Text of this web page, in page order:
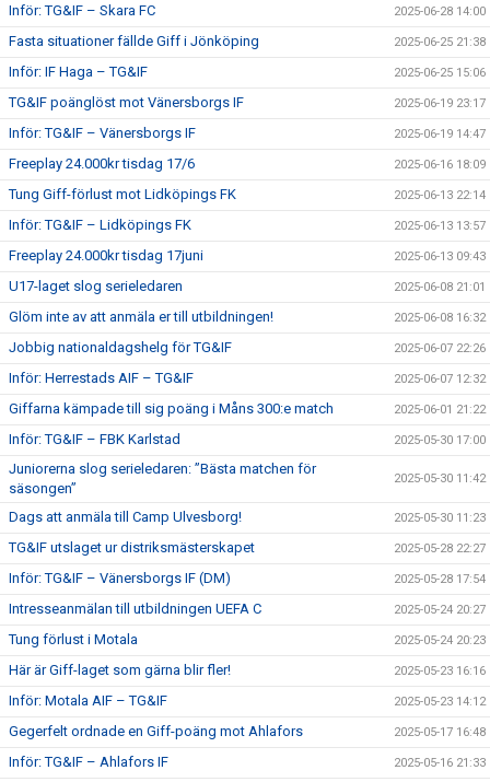
Inför: TG&IF – Skara FC 2025-06-28 14:00
Fasta situationer fällde Giff i Jönköping 2025-06-25 21:38
Inför: IF Haga – TG&IF 2025-06-25 15:06
TG&IF poänglöst mot Vänersborgs IF 2025-06-19 23:17
Inför: TG&IF – Vänersborgs IF 2025-06-19 14:47
Freeplay 24.000kr tisdag 17/6 2025-06-16 18:09
Tung Giff-förlust mot Lidköpings FK 2025-06-13 22:14
Inför: TG&IF – Lidköpings FK 2025-06-13 13:57
Freeplay 24.000kr tisdag 17juni 2025-06-13 09:43
U17-laget slog serieledaren 2025-06-08 21:01
Glöm inte av att anmäla er till utbildningen! 2025-06-08 16:32
Jobbig nationaldagshelg för TG&IF 2025-06-07 22:26
Inför: Herrestads AIF – TG&IF 2025-06-07 12:32
Giffarna kämpade till sig poäng i Måns 300:e match 2025-06-01 21:22
Inför: TG&IF – FBK Karlstad 2025-05-30 17:00
Juniorerna slog serieledaren: ”Bästa matchen för
säsongen”
2025-05-30 11:42
Dags att anmäla till Camp Ulvesborg! 2025-05-30 11:23
TG&IF utslaget ur distriksmästerskapet 2025-05-28 22:27
Inför: TG&IF – Vänersborgs IF (DM) 2025-05-28 17:54
Intresseanmälan till utbildningen UEFA C 2025-05-24 20:27
Tung förlust i Motala 2025-05-24 20:23
Här är Giff-laget som gärna blir fler! 2025-05-23 16:16
Inför: Motala AIF – TG&IF 2025-05-23 14:12
Gegerfelt ordnade en Giff-poäng mot Ahlafors 2025-05-17 16:48
Inför: TG&IF – Ahlafors IF 2025-05-16 21:33